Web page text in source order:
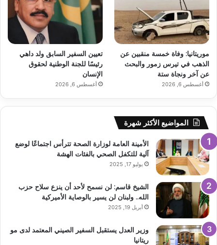
موريتانيا: وفاة خمسة منقبين عن
الذهب في تيرس زمور والبحث
عن آخر ونجاة ستة
أغسطس 6, 2026
تعيين السفير السابق ولد داهي
رئيسًا للجنة الوطنية لحقوق
الإنسان
أغسطس 6, 2026
المواضيع الأكثر شهرة
الأمينة العامة لوزارة الصحة تترأس اجتماعًا لوضع
آلية للتكفل الصحي بالفئات الهشة
يوليو 17, 2025
الشيخ قاسم: لن نسمح لأحد أن ينزع سلاح حزب
الله.. ولبنان لن يسير بالوصاية الأميركية
أبريل 19, 2025
وزير العدل يستقبل السفير الصيني المعتمد لدى مو
ريتانيا